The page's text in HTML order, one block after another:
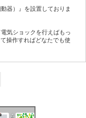
器）』を設置しておりま
気ショックを行えばもっ
操作すればどなたでも使